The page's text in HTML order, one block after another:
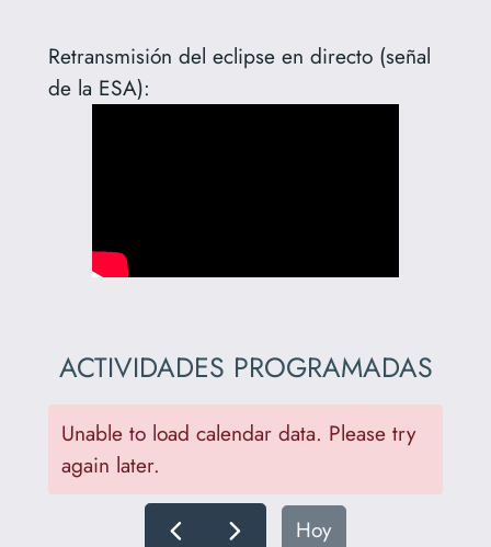
Retransmisión del eclipse en directo (señal
de la ESA):
ACTIVIDADES PROGRAMADAS
Unable to load calendar data. Please try
again later.
Hoy